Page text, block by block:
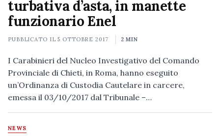
turbativa d’asta, in manette
funzionario Enel
PUBBLICATO IL5 OTTOBRE 2017 2 MIN
I Carabinieri del Nucleo Investigativo del Comando
Provinciale di Chieti, in Roma, hanno eseguito
un’Ordinanza di Custodia Cautelare in carcere,
emessa il 03/10/2017 dal Tribunale –…
NEWS